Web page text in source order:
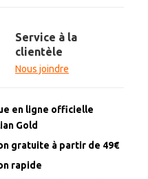
Service à la
clientèle
Nous joindre
en ligne officielle
Gold
gratuite à partir de 49€
rapide